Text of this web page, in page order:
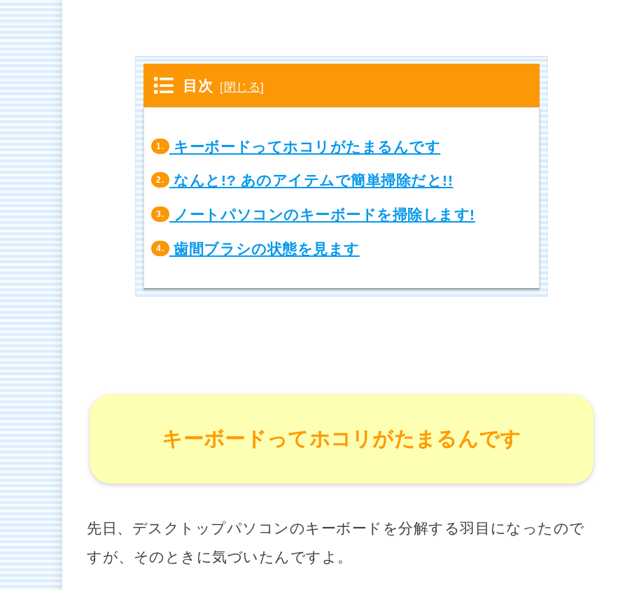
目次 [閉じる]
1. キーボードってホコリがたまるんです
2. なんと!? あのアイテムで簡単掃除だと!!
3. ノートパソコンのキーボードを掃除します!
4. 歯間ブラシの状態を見ます
キーボードってホコリがたまるんです
先日、デスクトップパソコンのキーボードを分解する羽目になったので
すが、そのときに気づいたんですよ。